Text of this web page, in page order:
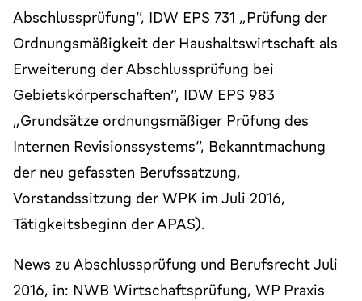
Abschlussprüfung“, IDW EPS 731 „Prüfung der
Ordnungsmäßigkeit der Haushaltswirtschaft als
Erweiterung der Abschlussprüfung bei
Gebietskörperschaften“, IDW EPS 983
„Grundsätze ordnungsmäßiger Prüfung des
Internen Revisionssystems“, Bekanntmachung
der neu gefassten Berufssatzung,
Vorstandssitzung der WPK im Juli 2016,
Tätigkeitsbeginn der APAS).
News zu Abschlussprüfung und Berufsrecht Juli
2016, in: NWB Wirtschaftsprüfung, WP Praxis